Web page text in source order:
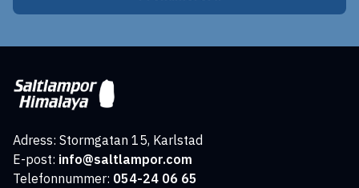
Adress: Stormgatan 15, Karlstad
E-post: info@saltlampor.com
Telefonnummer: 054-24 06 65